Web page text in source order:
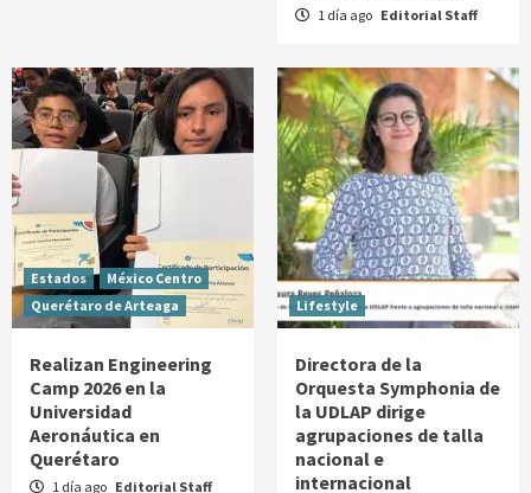
1 día ago Editorial Staff
Estados
México Centro
Querétaro de Arteaga
Realizan Engineering
Camp 2026 en la
Universidad
Aeronáutica en
Querétaro
1 día ago Editorial Staff
Lifestyle
Directora de la
Orquesta Symphonia de
la UDLAP dirige
agrupaciones de talla
nacional e
internacional